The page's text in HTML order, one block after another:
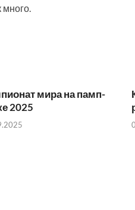
много.
мира на памп-
2025